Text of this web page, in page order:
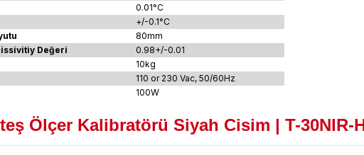
0.01°C
+/-0.1°C
80mm
Değeri
0.98+/-0.01
10kg
110 or 230 Vac, 50/60Hz
100W
Ölçer Kalibratörü Siyah Cisim | T-30NIR-